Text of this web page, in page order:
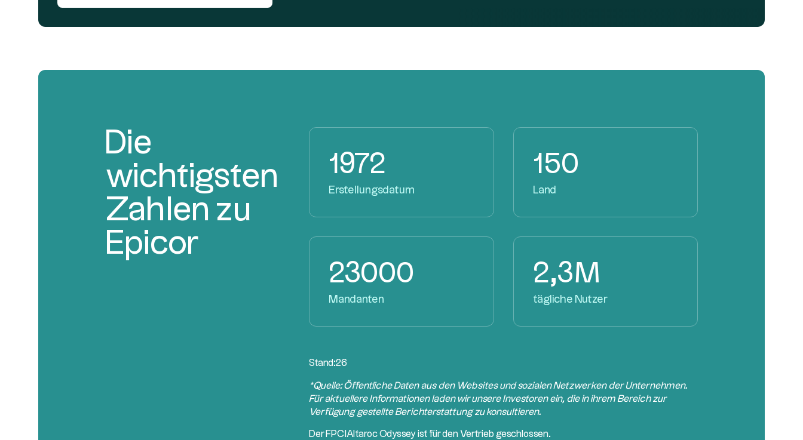
Die
wichtigsten
Zahlen zu
Epicor
1972
Erstellungsdatum
150
Land
23000
Mandanten
2,3M
tägliche Nutzer
Stand:26
*Quelle: Öffentliche Daten aus den Websites und sozialen Netzwerken der Unternehmen.
Für aktuellere Informationen laden wir unsere Investoren ein, die in ihrem Bereich zur
Verfügung gestellte Berichterstattung zu konsultieren.
Der FPCIAltaroc Odyssey ist für den Vertrieb geschlossen.